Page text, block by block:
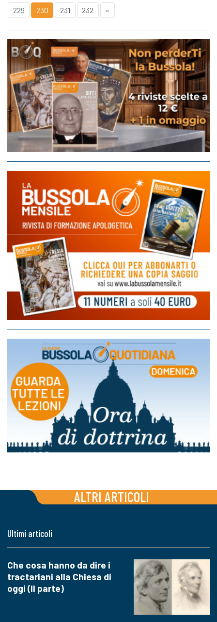
229 230 231 232 »
ALTRI ARTICOLI
Ultimi articoli
Che cosa hanno da dire i
tractariani alla Chiesa di
oggi (II parte)